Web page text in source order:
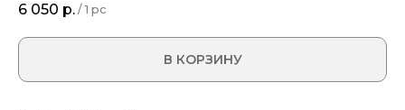
6 050 р. / 1 pc
В КОРЗИНУ